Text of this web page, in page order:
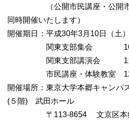
（公開市民講座・公開市民
同時開催いたします）
開催期日：平成30年3月10日（土）
関東支部集会 10：
関東支部講演会 11：
市民講座・体験教室 12
開催場所：東京大学本郷キャン
(５階) 武田ホール
〒113-8654 文京区本郷